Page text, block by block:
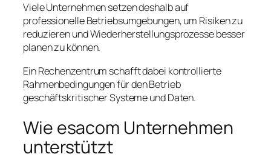
Viele Unternehmen setzen deshalb auf
professionelle Betriebsumgebungen, um Risiken zu
reduzieren und Wiederherstellungsprozesse besser
planen zu können.
Ein Rechenzentrum schafft dabei kontrollierte
Rahmenbedingungen für den Betrieb
geschäftskritischer Systeme und Daten.
Wie esacom Unternehmen
unterstützt